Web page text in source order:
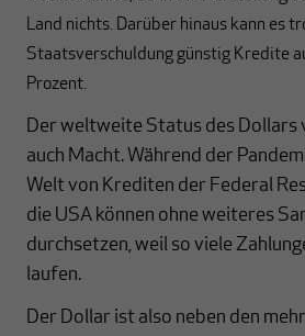
Land nichts. Darüber hinaus kann es
Staatsverschuldung günstig Kredite
Prozent.
Der weltweite Status des Dollars
auch Macht. Während der
Welt von Krediten der Federal
die USA können ohne weiteres
durchsetzen, weil so viele
laufen.
Der Dollar ist also neben den